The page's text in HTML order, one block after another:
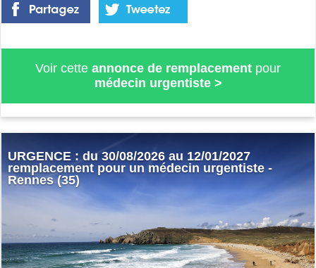
Voir cette annonce de remplacement pour
médecin urgentiste>
URGENCE : du 30/08/2026 au 12/01/2027
remplacement pour un médecin urgentiste -
Rennes (35)